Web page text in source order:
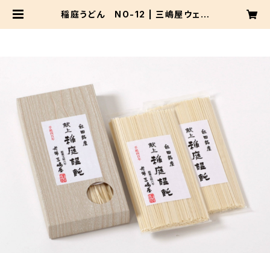
稲庭うどん NO-12 | 三嶋屋ウェブ